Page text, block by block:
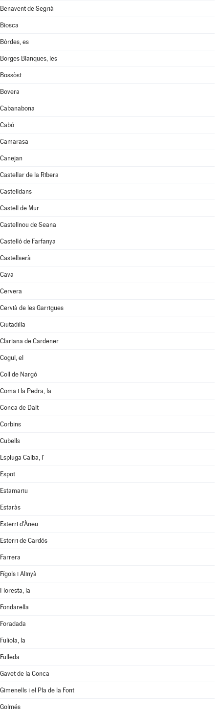
Benavent de Segrià
Biosca
Bòrdes, es
Borges Blanques, les
Bossòst
Bovera
Cabanabona
Cabó
Camarasa
Canejan
Castellar de la Ribera
Castelldans
Castell de Mur
Castellnou de Seana
Castelló de Farfanya
Castellserà
Cava
Cervera
Cervià de les Garrigues
Ciutadilla
Clariana de Cardener
Cogul, el
Coll de Nargó
Coma i la Pedra, la
Conca de Dalt
Corbins
Cubells
Espluga Calba, l'
Espot
Estamariu
Estaràs
Esterri d'Àneu
Esterri de Cardós
Farrera
Fígols i Alinyà
Floresta, la
Fondarella
Foradada
Fuliola, la
Fulleda
Gavet de la Conca
Gimenells i el Pla de la Font
Golmés